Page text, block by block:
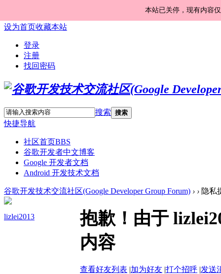
本站已关停，现有内容
设为首页收藏本站
登录
注册
找回密码
搜索 搜索
快捷导航
社区首页BBS
谷歌开发者中文博客
Google 开发者文档
Android 开发技术文档
谷歌开发技术交流社区(Google Developer Group Forum) › › 隐私
lizlei2013
抱歉！由于
内容
查看好友列表 |加为好友 |打个招呼 |发送